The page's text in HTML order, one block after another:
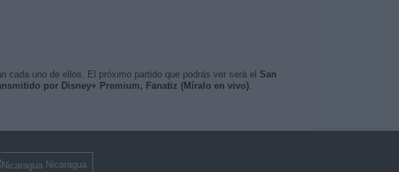
uno de ellos. El próximo partido que podrás ver será el San
por Disney+ Premium, Fanatiz (Míralo en vivo).
Nicaragua